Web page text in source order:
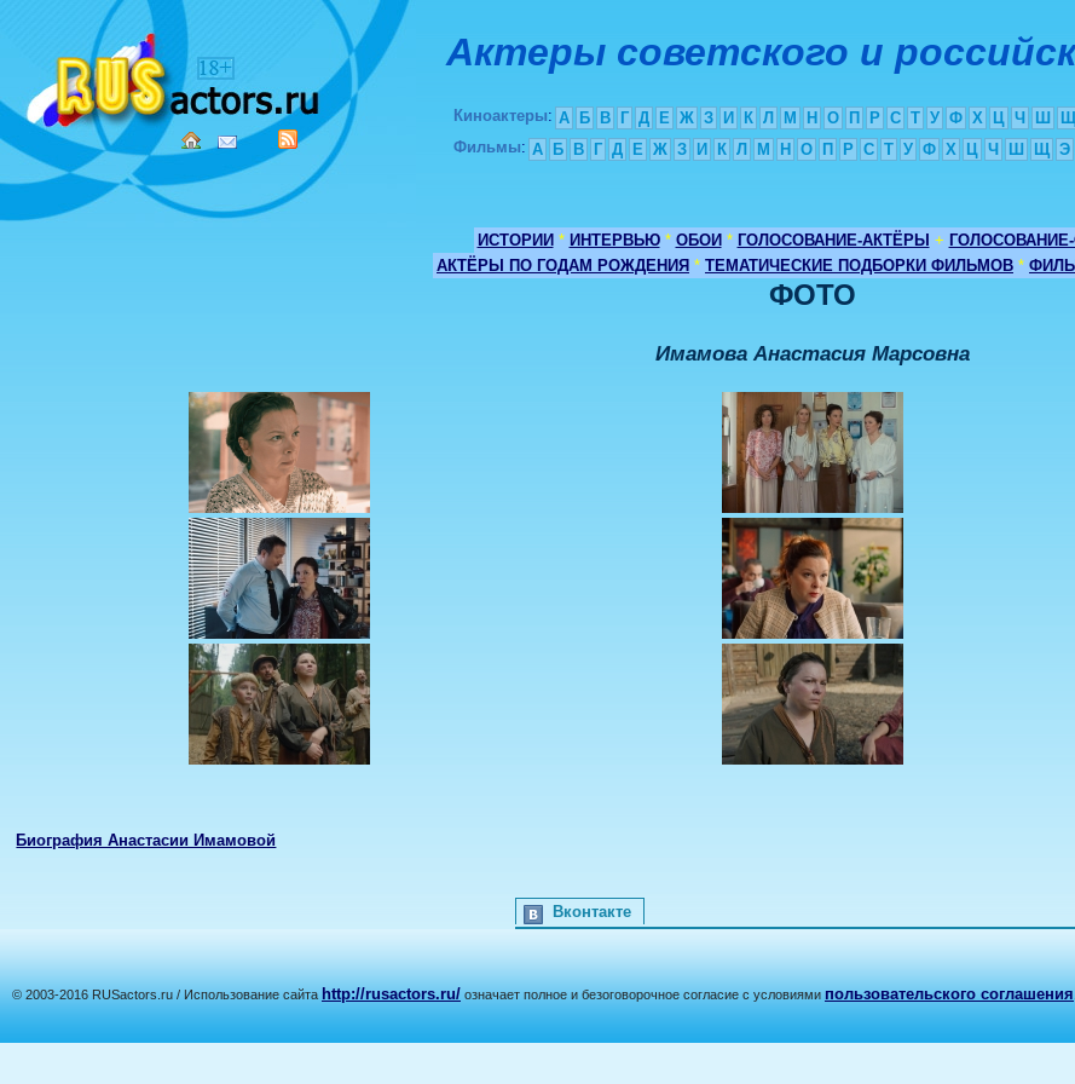
Актеры советского и
Киноактеры: А Б В Г Д Е Ж З И К Л М Н О П Р С Т У Ф Х Ц Ч Ш Щ
Фильмы: А Б В Г Д Е Ж З И К Л М Н О П Р С Т У Ф Х Ц Ч Ш Щ Э
ИСТОРИИ * ИНТЕРВЬЮ * ОБОИ * ГОЛОСОВАНИЕ-АКТЁРЫ +
АКТЁРЫ ПО ГОДАМ РОЖДЕНИЯ * ТЕМАТИЧЕСКИЕ ПОДБОРКИ ФИЛЬМОВ *
ФОТО
Имамова Анастасия Марсовна
Биография Анастасии Имамовой
Вконтакте
© 2003-2016 RUSactors.ru / Использование сайта http://rusactors.ru/ означает полное и безоговорочное согласие с условиями пользовательского соглашения